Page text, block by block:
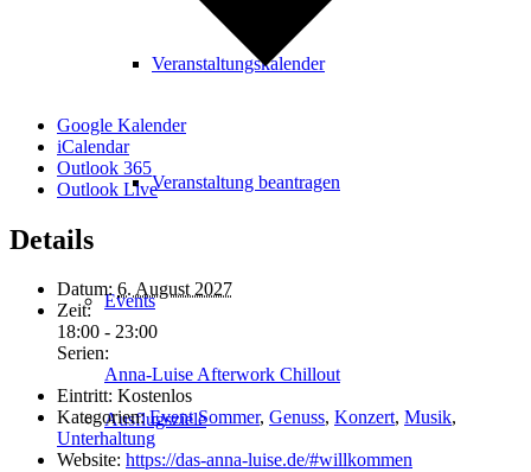
Veranstaltungskalender
Veranstaltung beantragen
Events
Ausflugsziele
Google Kalender
iCalendar
Outlook 365
Outlook Live
Details
Datum: 6. August 2027
Zeit:
18:00 - 23:00
Serien:
Anna-Luise Afterwork Chillout
Eintritt: Kostenlos
Kategorien: Event Sommer, Genuss, Konzert, Musik,
Unterhaltung
Website: https://das-anna-luise.de/#willkommen